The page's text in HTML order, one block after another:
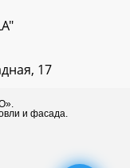
17
и фасада.